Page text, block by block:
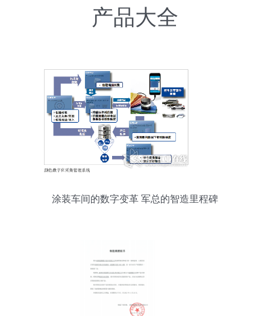
产品大全
涂装车间的数字变革 军总的智造里程碑